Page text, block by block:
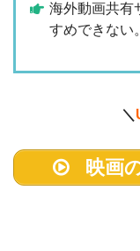
海外動画共有
すめできない。
＼
映画